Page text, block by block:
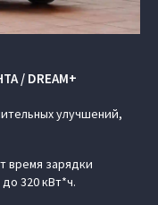
/ DREAM+
улучшений,
время зарядки
320 кВт*ч.